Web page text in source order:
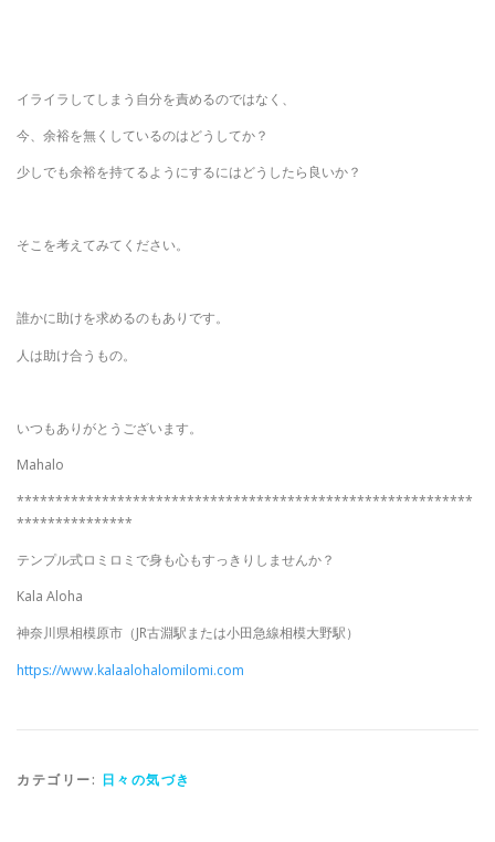
イライラしてしまう自分を責めるのではなく、
今、余裕を無くしているのはどうしてか？
少しでも余裕を持てるようにするにはどうしたら良いか？
そこを考えてみてください。
誰かに助けを求めるのもありです。
人は助け合うもの。
いつもありがとうございます。
Mahalo
***********************************************************
***************
テンプル式ロミロミで身も心もすっきりしませんか？
Kala Aloha
神奈川県相模原市（JR古淵駅または小田急線相模大野駅）
https://www.kalaalohalomilomi.com
カテゴリー: 日々の気づき